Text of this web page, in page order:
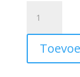
Jarrel
metaal
koper
en